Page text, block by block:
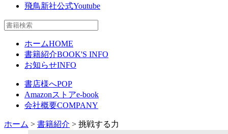
飛鳥新社公式Youtube
ホームHOME
書籍紹介BOOK'S INFO
お知らせINFO
書店様へPOP
Amazonストアe-book
会社概要COMPANY
ホーム > 書籍紹介 > 挑戦する力